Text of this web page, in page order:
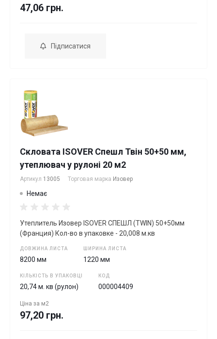
47,06 грн.
Підписатися
Скловата ISOVER Спешл Твін 50+50 мм,
утеплювач у рулоні 20 м2
Артикул 13005 Торговая марка Изовер
Немає
Утеплитель Изовер ISOVER СПЕШЛ (TWIN) 50+50мм
(Франция) Кол-во в упаковке - 20,008 м.кв
ДОВЖИНА ЛИСТА
8200 мм
ШИРИНА ЛИСТА
1220 мм
КІЛЬКІСТЬ В УПАКОВЦІ
20,74 м. кв (рулон)
КОД
000004409
Ціна за м2
97,20 грн.